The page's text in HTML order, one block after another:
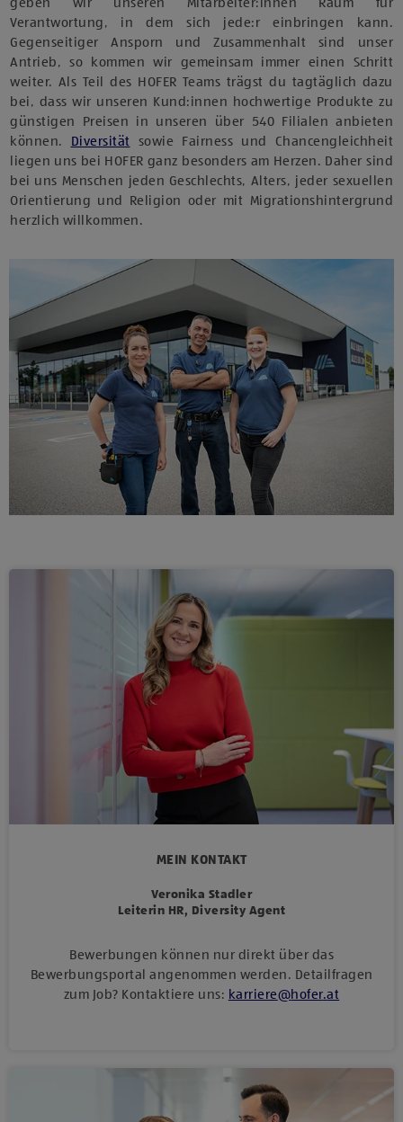
geben wir unseren Mitarbeiter:innen Raum für
Verantwortung, in dem sich jede:r einbringen kann.
Gegenseitiger Ansporn und Zusammenhalt sind unser
Antrieb, so kommen wir gemeinsam immer einen Schritt
weiter. Als Teil des HOFER Teams trägst du tagtäglich dazu
bei, dass wir unseren Kund:innen hochwertige Produkte zu
günstigen Preisen in unseren über 540 Filialen anbieten
können. Diversität sowie Fairness und Chancengleichheit
liegen uns bei HOFER ganz besonders am Herzen. Daher sind
bei uns Menschen jeden Geschlechts, Alters, jeder sexuellen
Orientierung und Religion oder mit Migrationshintergrund
herzlich willkommen.
MEIN KONTAKT
Veronika Stadler
Leiterin HR, Diversity Agent
Bewerbungen können nur direkt über das
Bewerbungsportal angenommen werden. Detailfragen
zum Job? Kontaktiere uns: karriere@hofer.at